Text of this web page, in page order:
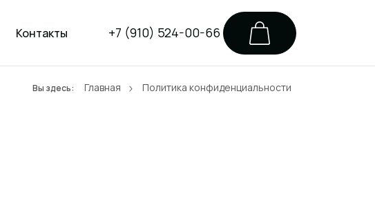
Контакты +7 (910) 524-00-66
Вы здесь: Главная Политика конфиденциальности